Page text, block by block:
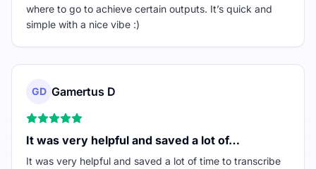
where to go to achieve certain outputs. It’s quick and
simple with a nice vibe :)
GD Gamertus D
It was very helpful and saved a lot of…
It was very helpful and saved a lot of time to transcribe